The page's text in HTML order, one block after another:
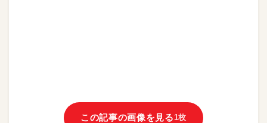
この記事の画像を見る 1枚